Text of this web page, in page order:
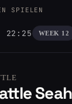
SPIELEN
22:25 WEEK 12